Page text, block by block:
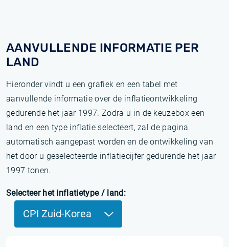
AANVULLENDE INFORMATIE PER
LAND
Hieronder vindt u een grafiek en een tabel met
aanvullende informatie over de inflatieontwikkeling
gedurende het jaar 1997. Zodra u in de keuzebox een
land en een type inflatie selecteert, zal de pagina
automatisch aangepast worden en de ontwikkeling van
het door u geselecteerde inflatiecijfer gedurende het jaar
1997 tonen.
Selecteer het inflatietype / land:
CPI Zuid-Korea